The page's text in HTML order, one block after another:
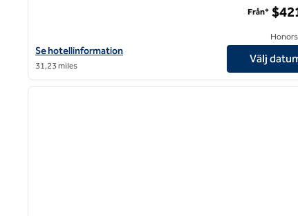
Visa hotelluppgifter för Roso Guest House, ett SLH-hotell
Se hotellinformation
31,23 miles
Från*
Välj
1 av 11